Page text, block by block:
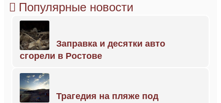
Популярные новости
Заправка и десятки авто
сгорели в Ростове
Трагедия на пляже под